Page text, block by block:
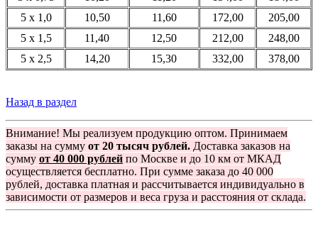
5 x 1,0
10,50 11,60 172,00
205,00
5 x 1,5
11,40 12,50 212,00
248,00
5 x 2,5
14,20 15,30 332,00 378,00
Назад в раздел
Внимание! Мы реализуем продукцию оптом. Принимаем
заказы на сумму от 20 тысяч рублей. Доставка заказов на
сумму от 40 000 рублей по Москве и до 10 км от МКАД
осуществляется бесплатно. При сумме заказа до 40 000
рублей, доставка платная и рассчитывается индивидуально в
зависимости от размеров и веса груза и расстояния от склада.